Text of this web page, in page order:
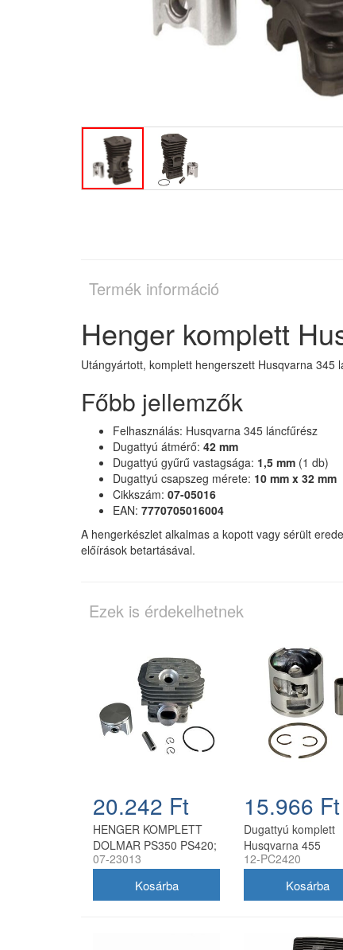
Termék információ
Henger komplett
Utángyártott, komplett hengerszett Husqvarna 345
Főbb jellemzők
Felhasználás: Husqvarna 345 láncfűrész
Dugattyú átmérő: 42 mm
Dugattyú gyűrű vastagsága: 1,5 mm (1 db)
Dugattyú csapszeg mérete: 10 mm x 32 mm
Cikkszám: 07-05016
EAN: 7770705016004
A hengerkészlet alkalmas a kopott vagy sérült
előírások betartásával.
Ezek is érdekelhetnek
20.242 Ft
HENGER KOMPLETT
DOLMAR PS350 PS420;
MAKITA DCS4300
07-23013
15.966 Ft
Dugattyú komplett
Husqvarna 455
láncfűrészhez 47 mm
12-PC2420